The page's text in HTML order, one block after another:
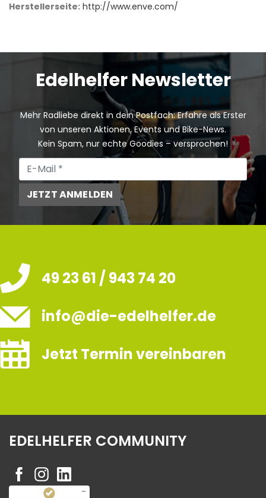
Herstellerseite: http://www.enve.com/
Edelhelfer Newsletter
Mehr Radliebe direkt in dein Postfach: Erfahre als Erster
von unseren Aktionen, Events und Bike-News.
Kein Spam, nur echte Goodies – versprochen!
JETZT ANMELDEN
49 23 61 / 943 74 20
info@die-edelhelfer.de
Jetzt Termin vereinbaren
EDELHELFER COMMUNITY